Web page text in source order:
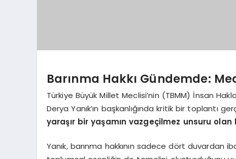
Barınma Hakkı Gündemde:
Türkiye Büyük Millet Meclisi’nin (TBMM) İnsan
Derya Yanık’ın başkanlığında kritik bir toplantı
yaraşır bir yaşamın vazgeçilmez unsuru olan
Yanık, barınma hakkının sadece dört duvardan